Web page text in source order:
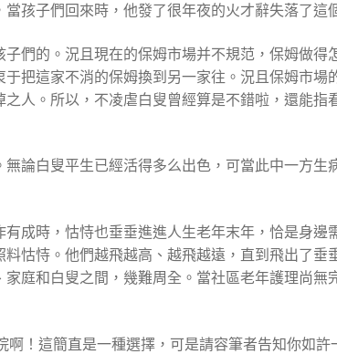
孩子們回來時，他發了很年夜的火才辭失落了這
們的。況且現在的保姆市場并不規范，保姆做
把這家不消的保姆換到另一家往。況且保姆市
人。所以，不凌虐白叟曾經算是不錯啦，還能
論白叟平生已經活得多么出色，可當此中一方
成時，怙恃也垂垂進進人生老年末年，恰是身
怙恃。他們越飛越高、越飛越遠，直到飛出了垂
庭和白叟之間，幾難周全。當社區老年護理尚
！這簡直是一種選擇，可是請容筆者告知你如